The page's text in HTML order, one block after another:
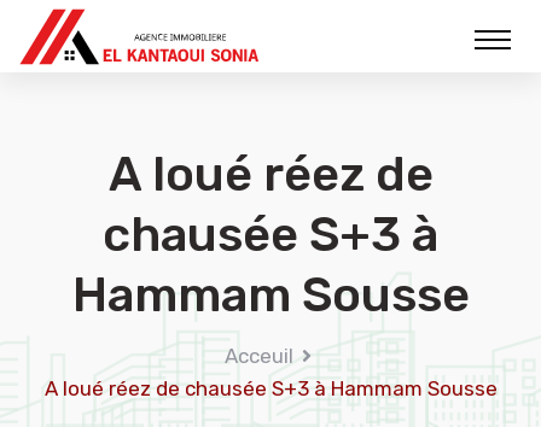
A loué réez de
chausée S+3 à
Hammam Sousse
Acceuil
A loué réez de chausée S+3 à Hammam Sousse